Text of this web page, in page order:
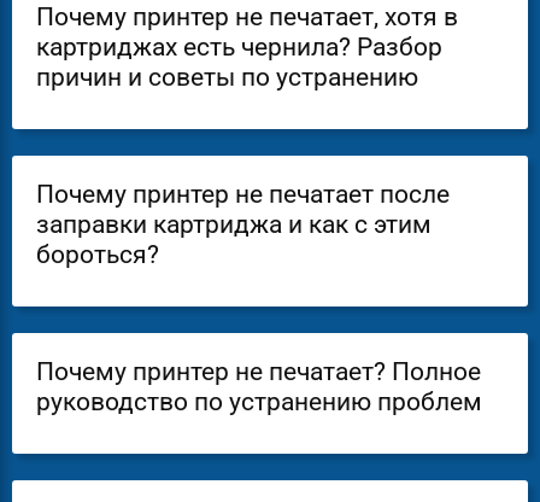
Почему принтер не печатает, хотя в
картриджах есть чернила? Разбор
причин и советы по устранению
Почему принтер не печатает после
заправки картриджа и как с этим
бороться?
Почему принтер не печатает? Полное
руководство по устранению проблем